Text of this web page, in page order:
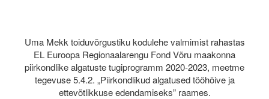
Uma Mekk toiduvõrgustiku kodulehe valmimist rahastas
EL Euroopa Regionaalarengu Fond Võru maakonna
piirkondlike algatuste tugiprogramm 2020-2023, meetme
tegevuse 5.4.2. „Piirkondlikud algatused tööhõive ja
ettevõtlikkuse edendamiseks” raames.